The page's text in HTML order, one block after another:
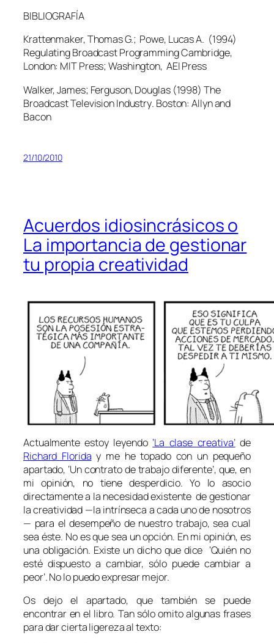
BIBLIOGRAFÍA
Krattenmaker, Thomas G.; Powe, Lucas A. (1994)
Regulating Broadcast ProgrammingCambridge,
London: MIT Press; Washington, AEI Press
Walker, James; Ferguson, Douglas (1998) The
Broadcast Television Industry. Boston: Allyn and
Bacon
21/10/2010
Acuerdos idiosincrásicos o
La importancia de gestionar
tu propia creatividad
Actualmente estoy leyendo ‘La clase creativa’de
Richard Florida y me he topado con un pequeño
apartado, ‘Un contrato de trabajo diferente’, que, en
mi opinión, no tiene desperdicio. Yo lo asocio
directamente a la necesidad existente de gestionar
la creatividad —la intrínseca a cada uno de nosotros
— para el desempeño de nuestro trabajo, sea cual
sea éste. No es que sea un opción. En mi opinión, es
una obligación. Existe un dicho que dice ‘Quién no
esté dispuesto a cambiar, sólo puede cambiar a
peor’. No lo puedo expresar mejor.
Os dejo el apartado, que también se puede
encontrar en el libro. Tan sólo omito algunas frases
para dar cierta ligereza al texto: